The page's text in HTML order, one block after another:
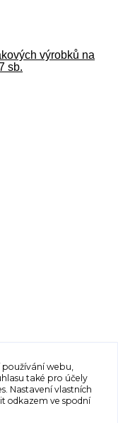
výrobků na
sb.
webu,
také pro účely
Nastavení vlastních
odkazem ve spodní